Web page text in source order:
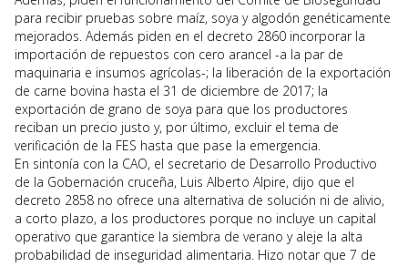
para recibir pruebas sobre maíz, soya y algodón genéticamente
mejorados. Además piden en el decreto 2860 incorporar la
importación de repuestos con cero arancel -a la par de
maquinaria e insumos agrícolas-; la liberación de la exportación
de carne bovina hasta el 31 de diciembre de 2017; la
exportación de grano de soya para que los productores
reciban un precio justo y, por último, excluir el tema de
verificación de la FES hasta que pase la emergencia.
En sintonía con la CAO, el secretario de Desarrollo Productivo
de la Gobernación cruceña, Luis Alberto Alpire, dijo que el
decreto 2858 no ofrece una alternativa de solución ni de alivio,
a corto plazo, a los productores porque no incluye un capital
operativo que garantice la siembra de verano y aleje la alta
probabilidad de inseguridad alimentaria. Hizo notar que 7 de